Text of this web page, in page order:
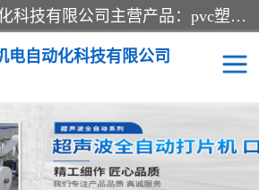
常州联宇机电自动化科技有限公司主营产品：pvc塑料焊机、高频热合机、软膜天花压边机、服装布料凹凸压花机、布料3d压印设备、服装植胶设备、超声波布料花边机、无纺布热合机、全自动压花机。
电自动化科技有限公司
模具 超声波热合机